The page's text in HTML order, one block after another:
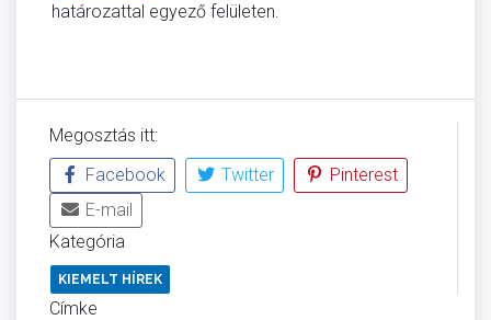
határozattal egyező felületen.
Megosztás itt:
Facebook
Twitter
Pinterest
E-mail
Kategória
KIEMELT HÍREK
Címke